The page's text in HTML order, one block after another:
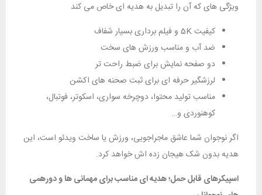
ویژگی‌ های که آن را تبدیل به هدیه‌ ای خاص می‌ کند
کیفیت 5K و فیلم‌ برداری بسیار شفاف
ضد آب و مناسب ورزش‌ های سخت
دو صفحه نمایش برای ضبط راحت‌ تر
لرزشگیر حرفه‌ ای برای ثبت صحنه‌ های اکشن
مناسب تولید محتوا، دوچرخه‌ سواری، اسکوتر، فوتبال،
کوهنوردی و…
اگر نوجوان شما عاشق ماجراجویی، ورزش یا ساخت ویدئو است، این
هدیه بدون شک هیجان‌ زده‌ اش خواهد کرد.
اسپیکرهای قابل حمل؛ هدیه‌ ای مناسب برای مهمانی‌ ها و دورهمی‌